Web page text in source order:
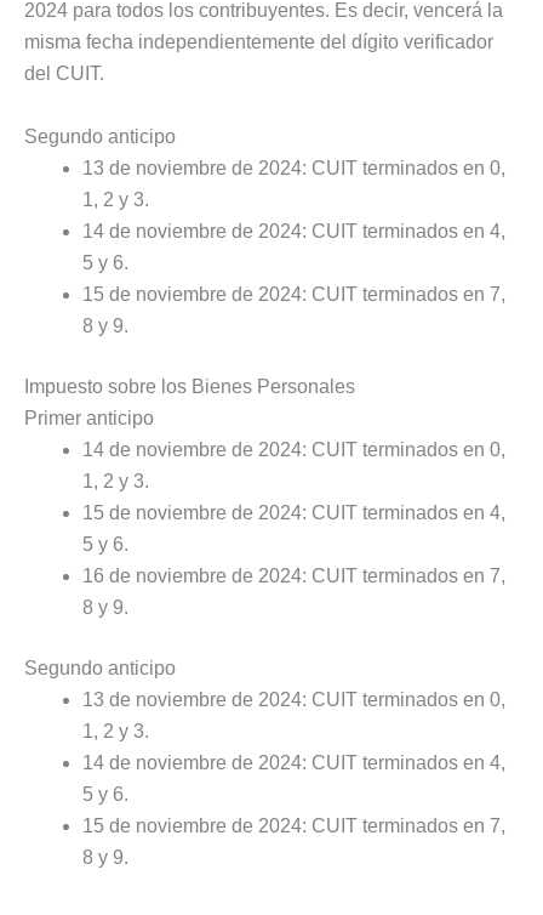
2024 para todos los contribuyentes. Es decir, vencerá la
misma fecha independientemente del dígito verificador
del CUIT.
Segundo anticipo
13 de noviembre de 2024: CUIT terminados en 0,
1, 2 y 3.
14 de noviembre de 2024: CUIT terminados en 4,
5 y 6.
15 de noviembre de 2024: CUIT terminados en 7,
8 y 9.
Impuesto sobre los Bienes Personales
Primer anticipo
14 de noviembre de 2024: CUIT terminados en 0,
1, 2 y 3.
15 de noviembre de 2024: CUIT terminados en 4,
5 y 6.
16 de noviembre de 2024: CUIT terminados en 7,
8 y 9.
Segundo anticipo
13 de noviembre de 2024: CUIT terminados en 0,
1, 2 y 3.
14 de noviembre de 2024: CUIT terminados en 4,
5 y 6.
15 de noviembre de 2024: CUIT terminados en 7,
8 y 9.